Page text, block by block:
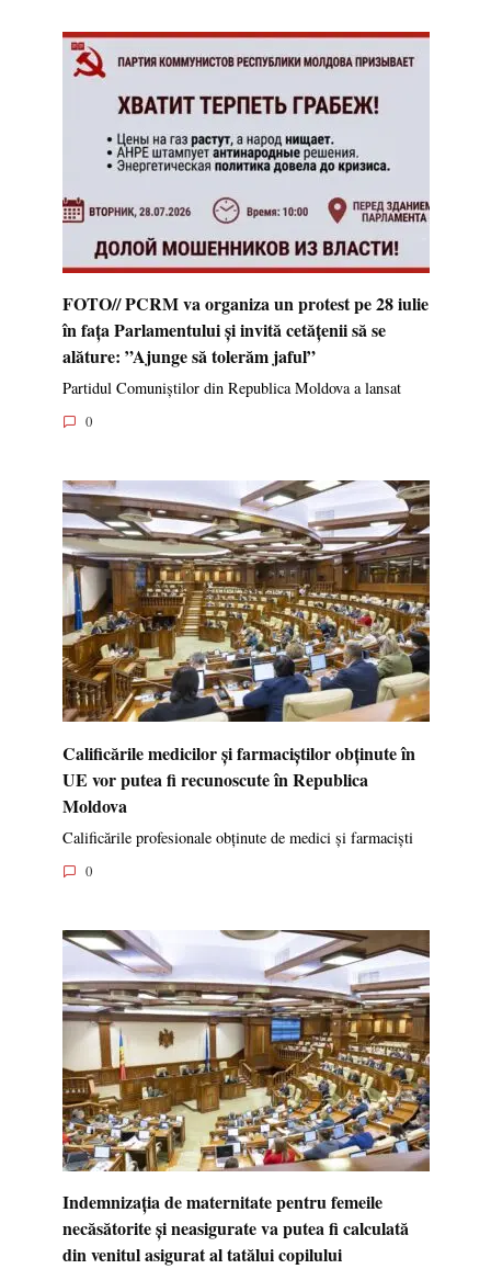
FOTO// PCRM va organiza un protest pe 28 iulie
în fața Parlamentului și invită cetățenii să se
alăture: ”Ajunge să tolerăm jaful”
Partidul Comuniștilor din Republica Moldova a lansat
0
Calificările medicilor și farmaciștilor obținute în
UE vor putea fi recunoscute în Republica
Moldova
Calificările profesionale obținute de medici și farmaciști
0
Indemnizația de maternitate pentru femeile
necăsătorite și neasigurate va putea fi calculată
din venitul asigurat al tatălui copilului